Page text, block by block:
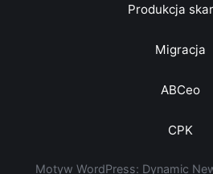
Produkcja
Migracja
ABCeo
CPK
Motyw WordPress: Dynamic